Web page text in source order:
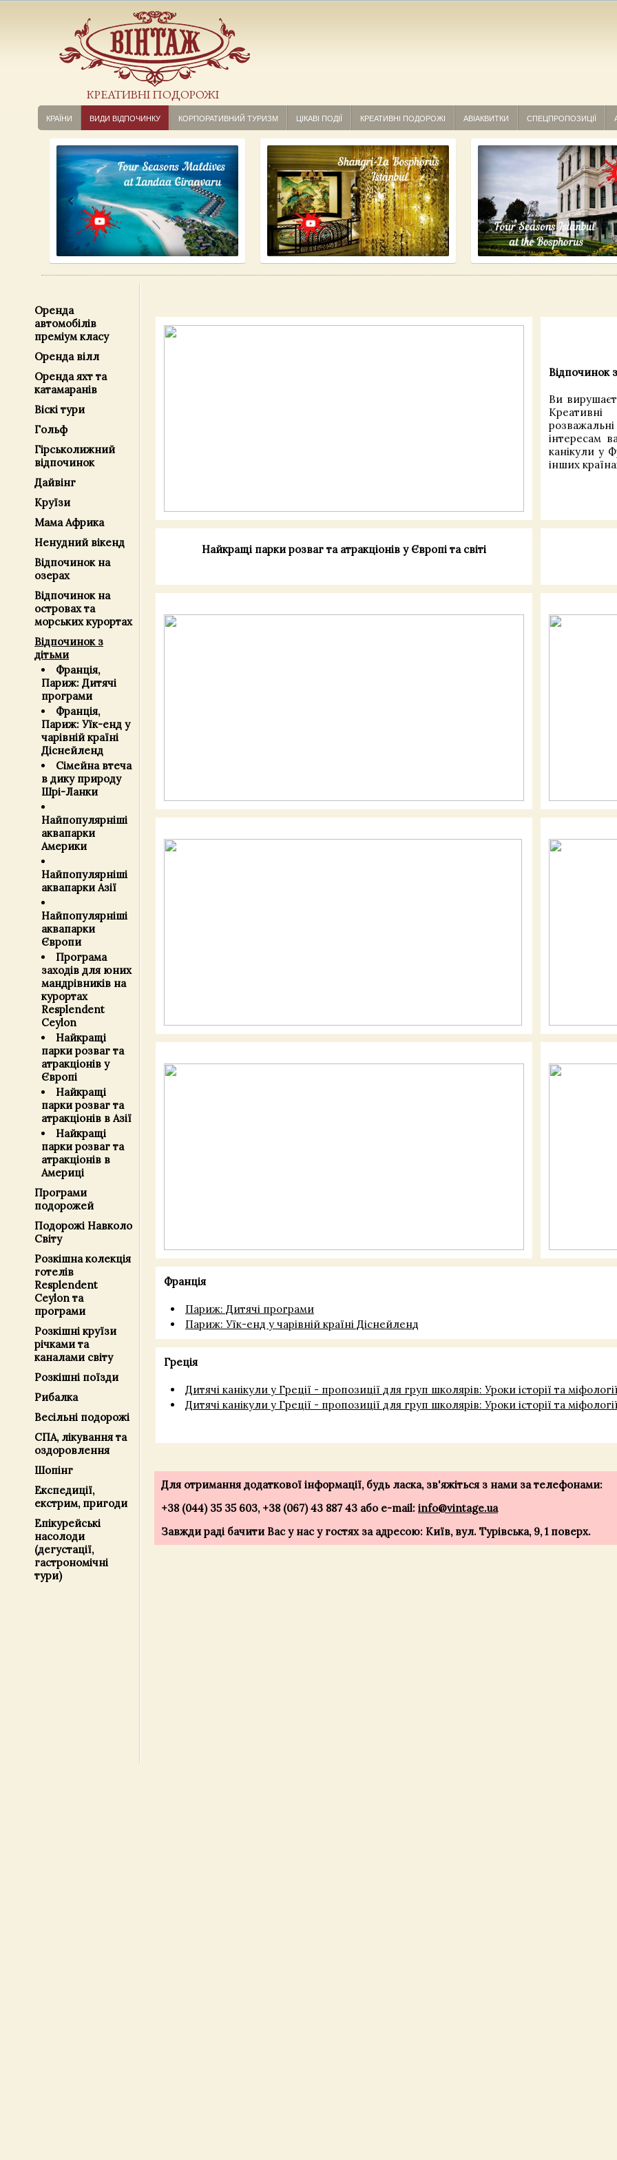
КРЕАТИВНІ ПОДОРОЖІ
КРАЇНИ ВИДИ ВІДПОЧИНКУ КОРПОРАТИВНИЙ ТУРИЗМ ЦІКАВІ ПОДІЇ КРЕАТИВНІ ПОДОРОЖІ АВІАКВИТКИ СПЕЦПРОПОЗИЦІЇ
Оренда
автомобілів
преміум класу
Оренда вілл
Оренда яхт та
катамаранів
Віскі тури
Гольф
Гірськолижний
відпочинок
Дайвінг
Круїзи
Мама Африка
Ненудний вікенд
Відпочинок на
озерах
Відпочинок на
островах та
морських курортах
Відпочинок з
дітьми
Франція,
Париж: Дитячі
програми
Франція,
Париж: Уїк-енд у
чарівній країні
Діснейленд
Сімейна втеча
в дику природу
Шрі-Ланки
Найпопулярніші
аквапарки
Америки
Найпопулярніші
аквапарки Азії
Найпопулярніші
аквапарки
Європи
Програма
заходів для юних
мандрівників на
курортах
Resplendent
Ceylon
Найкращі
парки розваг та
атракціонів у
Європі
Найкращі
парки розваг та
атракціонів в Азії
Найкращі
парки розваг та
атракціонів в
Америці
Програми
подорожей
Подорожі Навколо
Світу
Розкішна колекція
готелів
Resplendent
Ceylon та
програми
Розкішні круїзи
річками та
каналами світу
Розкішні поїзди
Рибалка
Весільні подорожі
СПА, лікування та
оздоровлення
Шопінг
Експедиції,
екстрим, пригоди
Епікурейські
насолоди
(дегустації,
гастрономічні
тури)
Відпочинок
Ви
Креативні
інтересам
канікули у
інших
Найкращі парки розваг та атракціонів у Європі та світі
Франція
Париж: Дитячі програми
Париж: Уїк-енд у чарівній країні Діснейленд
Греція
Дитячі канікули у Греції - пропозиції для груп школярів: Уроки історії та
Дитячі канікули у Греції - пропозиції для груп школярів: Уроки історії та
Для отримання додаткової інформації, будь ласка, зв'яжіться з нами за телефонами:
+38 (044) 35 35 603, +38 (067) 43 887 43 або e-mail: info@vintage.ua
Завжди раді бачити Вас у нас у гостях за адресою: Київ, вул. Турівська, 9, 1 поверх.